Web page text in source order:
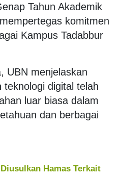
Tahun Akademik
komitmen
Kampus Tadabbur
UBN menjelaskan
teknologi digital telah
luar biasa dalam
dan berbagai
Hamas Terkait